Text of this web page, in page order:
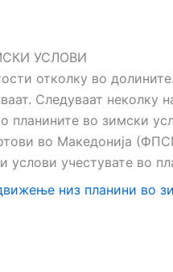
УСЛОВИ
отколку во
Следуваат неколку
планините во зимски
во Македонија
учестувате во
низ планини во